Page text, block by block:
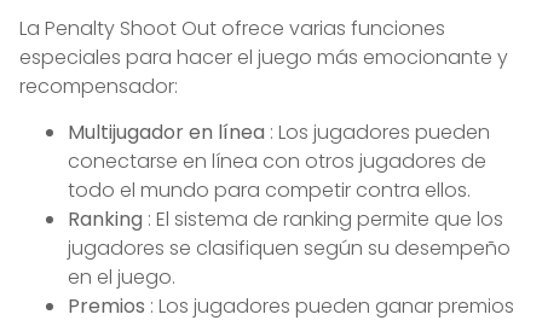
La Penalty Shoot Out ofrece varias funciones
especiales para hacer el juego más emocionante y
recompensador:
Multijugador en línea : Los jugadores pueden
conectarse en línea con otros jugadores de
todo el mundo para competir contra ellos.
Ranking : El sistema de ranking permite que los
jugadores se clasifiquen según su desempeño
en el juego.
Premios : Los jugadores pueden ganar premios